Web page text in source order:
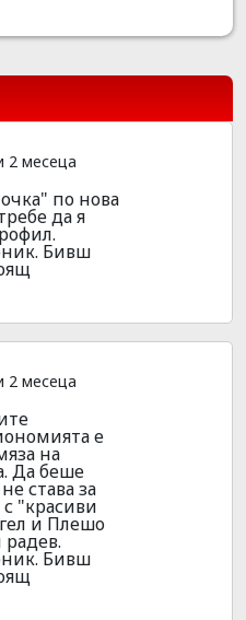
2 месеца
по нова
да я
Бивш
2 месеца
е
на
Да беше
става за
с "красиви
и Плешо
Бивш